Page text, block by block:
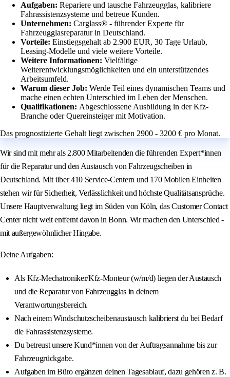
Aufgaben: Repariere und tausche Fahrzeugglas, kalibriere
Fahrassistenzsysteme und betreue Kunden.
Unternehmen: Carglass® - führender Experte für
Fahrzeugglasreparatur in Deutschland.
Vorteile: Einstiegsgehalt ab 2.900 EUR, 30 Tage Urlaub,
Leasing-Modelle und viele weitere Vorteile.
Weitere Informationen: Vielfältige
Weiterentwicklungsmöglichkeiten und ein unterstützendes
Arbeitsumfeld.
Warum dieser Job: Werde Teil eines dynamischen Teams und
mache einen echten Unterschied im Leben der Menschen.
Qualifikationen: Abgeschlossene Ausbildung in der Kfz-
Branche oder Quereinsteiger mit Motivation.
Das prognostizierte Gehalt liegt zwischen 2900 - 3200 € pro Monat.
Wir sind mit mehr als 2.800 Mitarbeitenden die führenden Expert*innen
für die Reparatur und den Austausch von Fahrzeugscheiben in
Deutschland. Mit über 410 Service-Centern und 170 Mobilen Einheiten
stehen wir für Sicherheit, Verlässlichkeit und höchste Qualitätsansprüche.
Unsere Hauptverwaltung liegt im Süden von Köln, das Customer Contact
Center nicht weit entfernt davon in Bonn. Wir machen den Unterschied -
mit außergewöhnlicher Hingabe.
Deine Aufgaben:
Als Kfz-Mechatroniker/Kfz-Monteur (w/m/d) liegen der Austausch
und die Reparatur von Fahrzeugglas in deinem
Verantwortungsbereich.
Nach einem Windschutzscheibenaustausch kalibrierst du bei Bedarf
die Fahrassistenzsysteme.
Du betreust unsere Kund*innen von der Auftragsannahme bis zur
Fahrzeugrückgabe.
Aufgaben im Büro ergänzen deinen Tagesablauf, dazu gehören z. B.